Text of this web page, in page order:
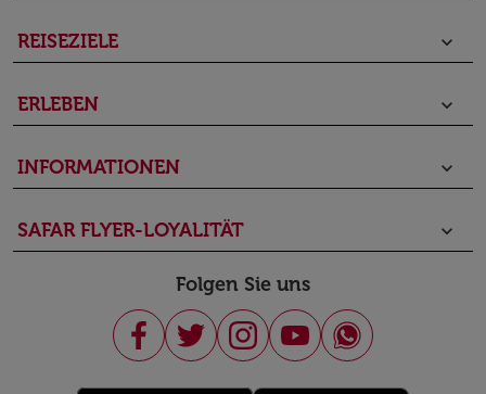
REISEZIELE keyboard_arrow_down
ERLEBEN keyboard_arrow_down
INFORMATIONEN keyboard_arrow_down
SAFAR FLYER-LOYALITÄT keyboard_arrow_down
Folgen Sie uns